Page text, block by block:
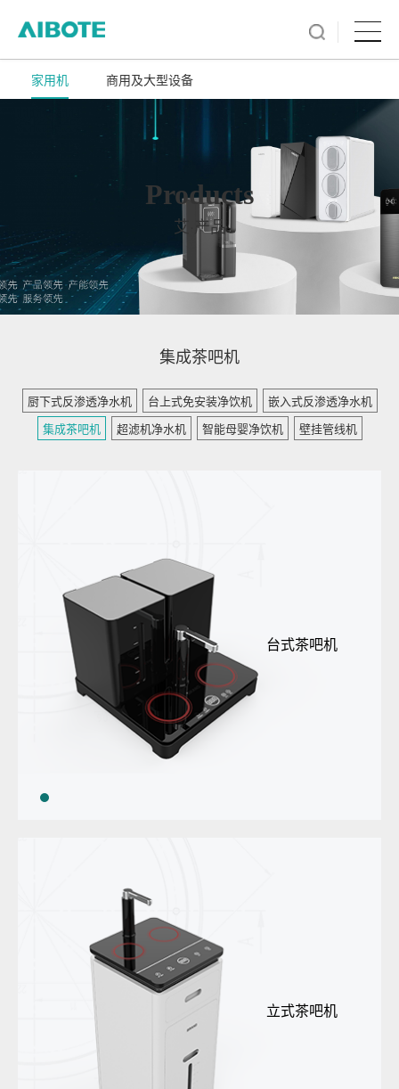
家用机 商用及大型设备
Products
艾·产品
集成茶吧机
厨下式反渗透净水机 台上式免安装净饮机
嵌入式反渗透净水机
集成茶吧机
超滤机净水机 智能母婴净饮机 壁挂管线机
台式茶吧机
立式茶吧机